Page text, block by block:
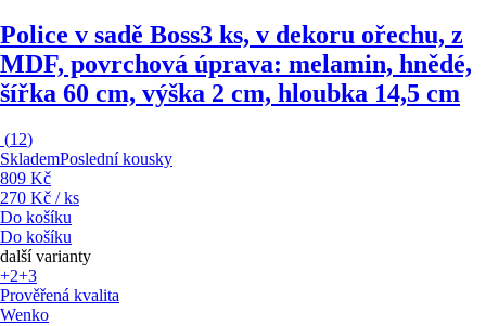
Police v sadě Boss3 ks, v dekoru ořechu, z
MDF, povrchová úprava: melamin, hnědé,
šířka 60 cm, výška 2 cm, hloubka 14,5 cm
(12)
SklademPoslední kousky
809 Kč
270 Kč / ks
Do košíku
Do košíku
další varianty
+2+3
Prověřená kvalita
Wenko